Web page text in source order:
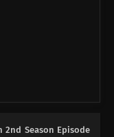
2nd Season Episode